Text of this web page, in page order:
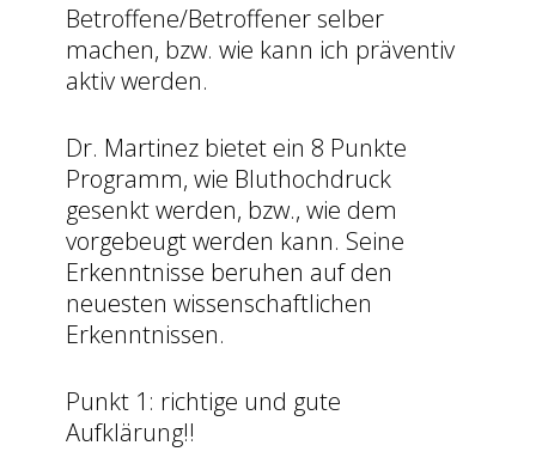
Betroffene/Betroffener selber
machen, bzw. wie kann ich präventiv
aktiv werden.
Dr. Martinez bietet ein 8 Punkte
Programm, wie Bluthochdruck
gesenkt werden, bzw., wie dem
vorgebeugt werden kann. Seine
Erkenntnisse beruhen auf den
neuesten wissenschaftlichen
Erkenntnissen.
Punkt 1: richtige und gute
Aufklärung!!